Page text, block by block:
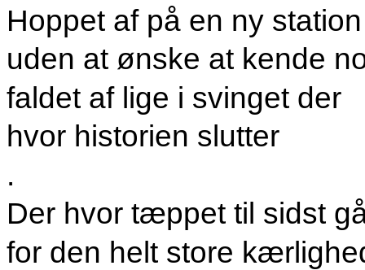
Hoppet af på en ny station
uden at ønske at kende
faldet af lige i svinget der
hvor historien slutter
.
Der hvor tæppet til sidst
for den helt store